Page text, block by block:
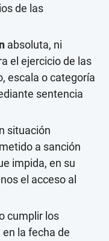
de las
absoluta, ni
el ejercicio de las
escala o categoría
sentencia
situación
a sanción
impida, en su
el acceso al
cumplir los
la fecha de